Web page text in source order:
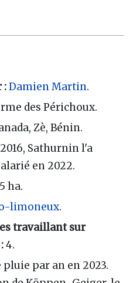
:Damien Martin.
des Périchoux.
Zè, Bénin.
2016, Sathurnin l'a
en 2022.
ha.
limoneux.
travaillant sur
:4.
pluie par an en 2023.